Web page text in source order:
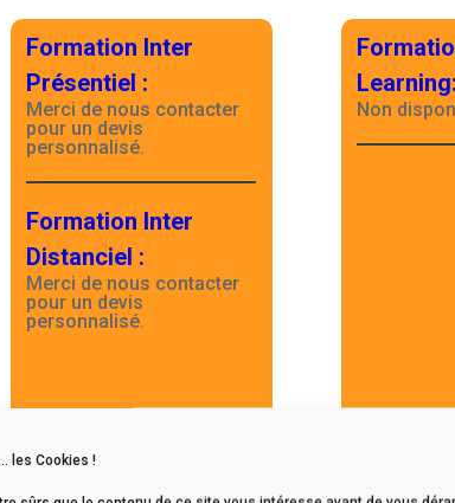
les Cookies !
Formation Inter
Présentiel :
Merci de nous contacter
pour un devis
personnalisé.
Formation Inter
Distanciel :
Merci de nous contacter
pour un devis
personnalisé.
Learning:
Non